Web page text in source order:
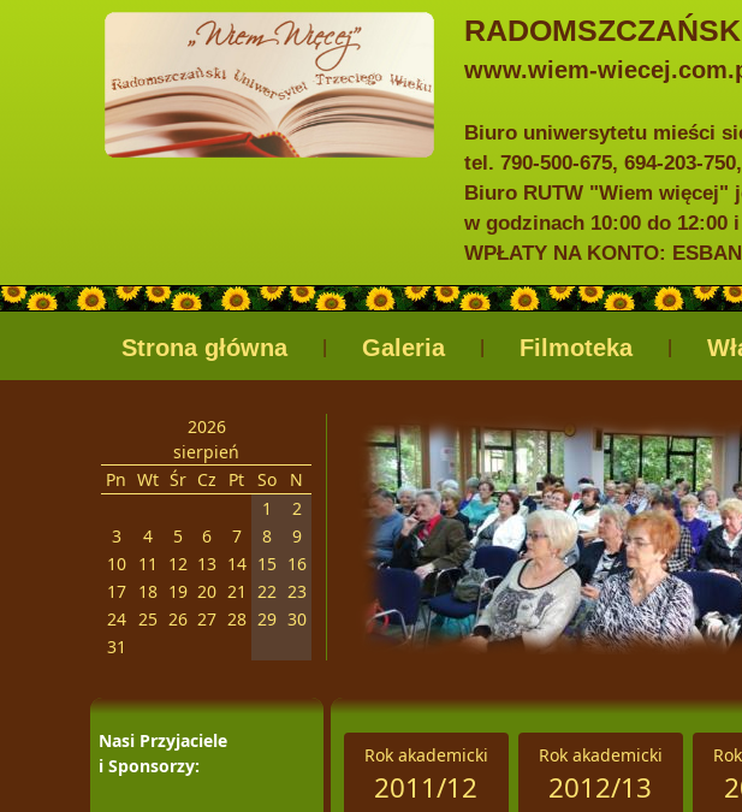
www.wiem-
Biuro uniwersytetu mieści
tel. 790-500-675, 694-203-
Biuro RUTW "Wiem więcej"
w godzinach 10:00 do 12:00
WPŁATY NA KONTO:
Strona główna Galeria Filmoteka
2026
sierpień
Pn Wt Śr Cz Pt So
N
1
2
3
4 5 6 7 8
9
10
11 12 13 14 15 16
17
18 19 20 21 22 23
24
25 26 27 28 29 30
31
Nasi Przyjaciele
i Sponsorzy:
Rok akademicki
2011/12
Rok akademicki
2012/13